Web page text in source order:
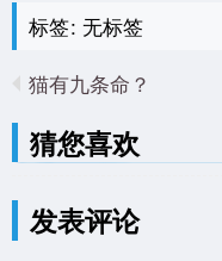
标签: 无标签
猫有九条命？
猜您喜欢
发表评论